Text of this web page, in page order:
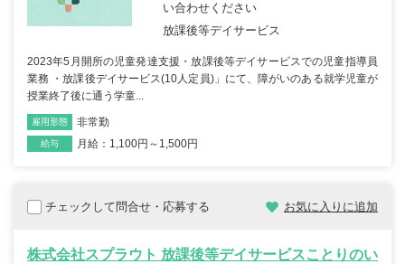
い合わせください
放課後等デイサービス
2023年5月開所の児童発達支援・放課後等デイサービスでの児童指導員
業務 ・放課後デイサービス(10人定員)」にて、障がいのある就学児童が
授業終了後に通う学童...
職種
雇用形態 非常勤
給与 月給：1,100円～1,500円
チェックして問合せ・応募する お気に入りに追加
株式会社スプラウト 放課後等デイサービスことりのい